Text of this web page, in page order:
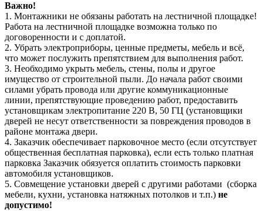
Важно!
1. Монтажники не обязаны работать на лестничной площадке!
Работа на лестничной площадке возможна только по
договоренности и с доплатой.
2. Убрать электроприборы, ценные предметы, мебель и всё,
что может послужить препятствием для выполнения работ.
3. Необходимо укрыть мебель, стены, полы и другое
имущество от строительной пыли. До начала работ своими
силами убрать провода или другие коммуникационные
линии, препятствующие проведению работ, предоставить
установщикам электропитание 220 В, 50 ГЦ (установщики
дверей не несут ответственности за повреждения проводов в
районе монтажа двери.
4. Заказчик обеспечивает парковочное место (если отсутствует
общественная бесплатная парковка), если есть только платная
парковка Заказчик обязуется оплатить стоимость парковки
автомобиля установщиков.
5. Совмещение установки дверей с другими работами (сборка
мебели, кухни, установка натяжных потолков и т.п.) не
допустимо!